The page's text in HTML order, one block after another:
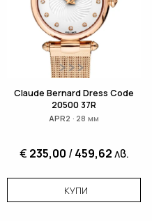
Claude Bernard Dress Code
20500 37R
APR2 · 28 мм
€ 235,00 /459,62лв.
КУПИ